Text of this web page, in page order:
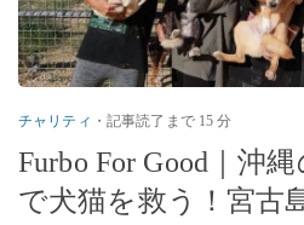
チャリティ ・ 記事読了まで 15 分
Furbo For Good｜沖
で犬猫を救う！宮古